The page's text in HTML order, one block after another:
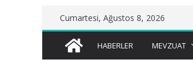
to
content
Cumartesi, Ağustos 8, 2026
HABERLER MEVZUAT